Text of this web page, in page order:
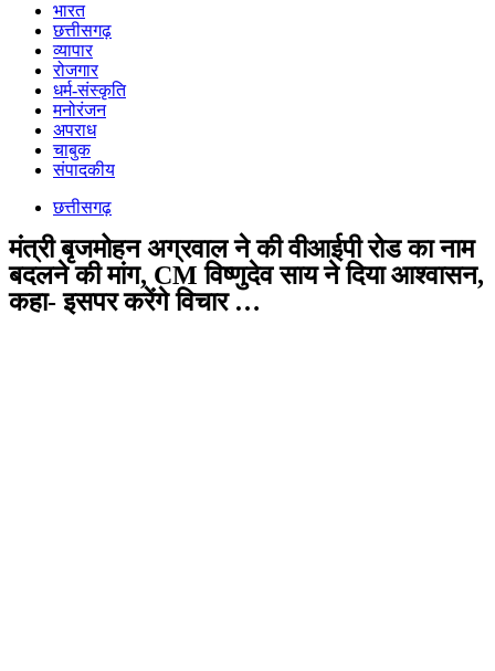
भारत
छत्तीसगढ़
व्यापार
रोजगार
धर्म-संस्कृति
मनोरंजन
अपराध
चाबुक
संपादकीय
छत्तीसगढ़
मंत्री बृजमोहन अग्रवाल ने की वीआईपी रोड का नाम
बदलने की मांग, CM विष्णुदेव साय ने दिया आश्वासन,
कहा- इसपर करेंगे विचार …